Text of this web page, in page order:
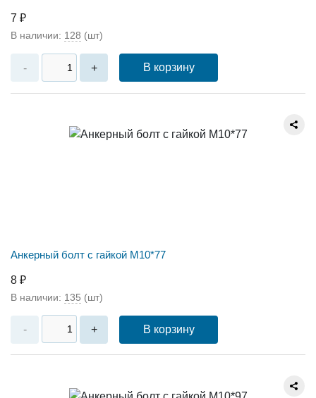
7 ₽
В наличии: 128 (шт)
- + В корзину
Анкерный болт с гайкой М10*77
8 ₽
В наличии: 135 (шт)
- + В корзину